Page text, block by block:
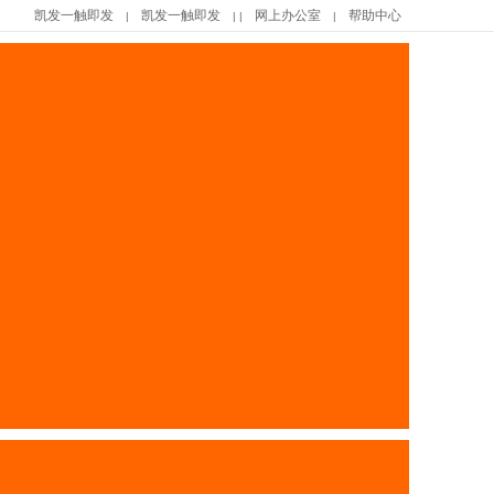
凯发一触即发 | 凯发一触即发 | | 网上办公室 | 帮助中心